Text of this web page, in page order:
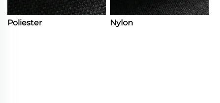
Poliester Nylon